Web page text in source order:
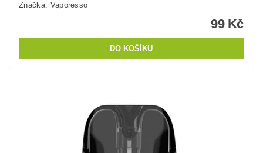
Značka: Vaporesso
99 Kč